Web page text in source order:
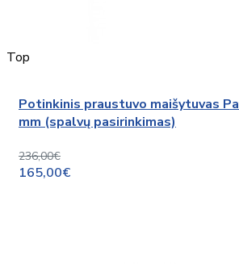
Top
Potinkinis praustuvo maišytuvas
mm (spalvų pasirinkimas)
236,00€
165,00€